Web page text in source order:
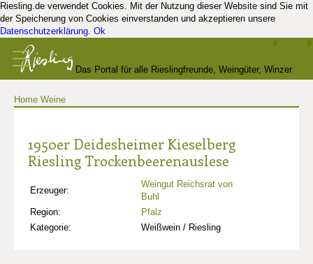
Riesling.de verwendet Cookies. Mit der Nutzung dieser Website sind Sie mit
der Speicherung von Cookies einverstanden und akzeptieren unsere
Datenschutzerklärung. Ok
Das Portal für alle Rieslingfreunde, Weingüter, Winzer
Home Weine
1950er Deidesheimer Kieselberg
Riesling Trockenbeerenauslese
Erzeuger:
Weingut Reichsrat von
Buhl
Region:
Pfalz
Kategorie:
Weißwein / Riesling